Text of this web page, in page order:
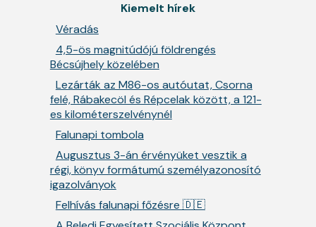
Kiemelt hírek
Véradás
4,5-ös magnitúdójú földrengés
Bécsújhely közelében
Lezárták az M86-os autóutat, Csorna
felé, Rábakecöl és Répcelak között, a 121-
es kilométerszelvénynél
Falunapi tombola
Augusztus 3-án érvényüket vesztik a
régi, könyv formátumú személyazonosító
igazolványok
Felhívás falunapi főzésre 🇩🇪